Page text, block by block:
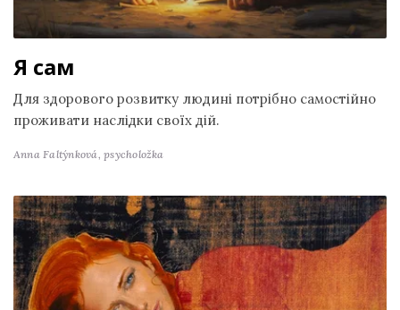
Я сам
Для здорового розвитку людині потрібно самостійно
проживати наслідки своїх дій.
Anna Faltýnková,psycholožka